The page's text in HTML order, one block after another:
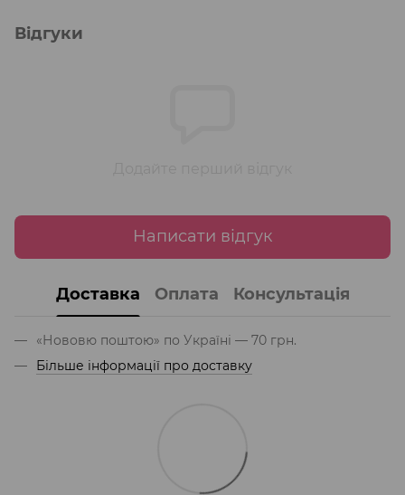
Відгуки
Написати відгук
Доставка Оплата Консультація
«Нововю поштою» по Україні — 70 грн.
Більше інформації про доставку